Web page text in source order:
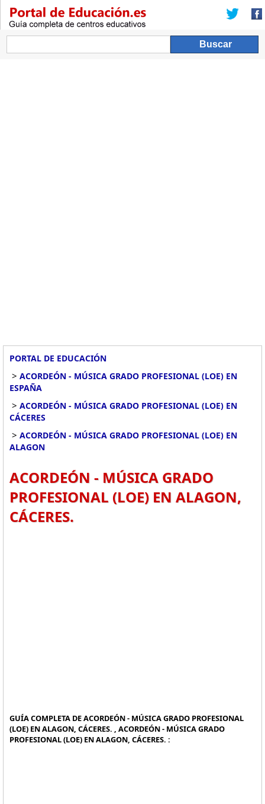
PORTAL DE EDUCACIÓN
> ACORDEÓN - MÚSICA GRADO PROFESIONAL (LOE) EN
ESPAÑA
> ACORDEÓN - MÚSICA GRADO PROFESIONAL (LOE) EN
CÁCERES
> ACORDEÓN - MÚSICA GRADO PROFESIONAL (LOE) EN
ALAGON
ACORDEÓN - MÚSICA GRADO
PROFESIONAL (LOE) EN ALAGON,
CÁCERES.
GUÍA COMPLETA DE ACORDEÓN - MÚSICA GRADO PROFESIONAL
(LOE) EN ALAGON, CÁCERES. , ACORDEÓN - MÚSICA GRADO
PROFESIONAL (LOE) EN ALAGON, CÁCERES. :